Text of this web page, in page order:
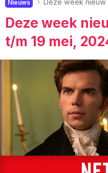
Nieuws
Deze week
t/m 19 mei,